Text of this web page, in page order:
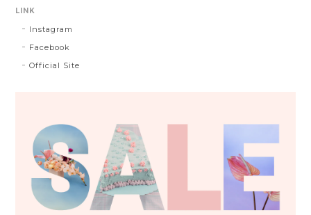
LINK
Instagram
Facebook
Official Site